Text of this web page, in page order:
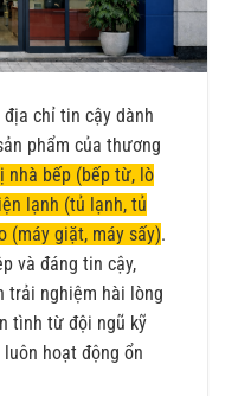
địa chỉ tin cậy dành
phẩm của thương
nhà bếp (bếp từ, lò
lạnh (tủ lạnh, tủ
(máy giặt, máy sấy).
và đáng tin cậy,
trải nghiệm hài lòng
tình từ đội ngũ kỹ
hoạt động ổn